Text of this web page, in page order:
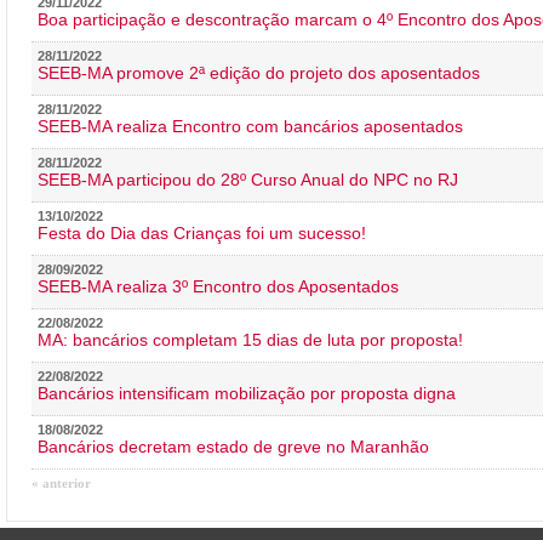
Boa participação e descontração marcam o 4º Encontro dos
28/11/2022
SEEB-MA promove 2ª edição do projeto dos aposentados
28/11/2022
SEEB-MA realiza Encontro com bancários aposentados
28/11/2022
SEEB-MA participou do 28º Curso Anual do NPC no RJ
13/10/2022
Festa do Dia das Crianças foi um sucesso!
28/09/2022
SEEB-MA realiza 3º Encontro dos Aposentados
22/08/2022
MA: bancários completam 15 dias de luta por proposta!
22/08/2022
Bancários intensificam mobilização por proposta digna
18/08/2022
Bancários decretam estado de greve no Maranhão
« anterior